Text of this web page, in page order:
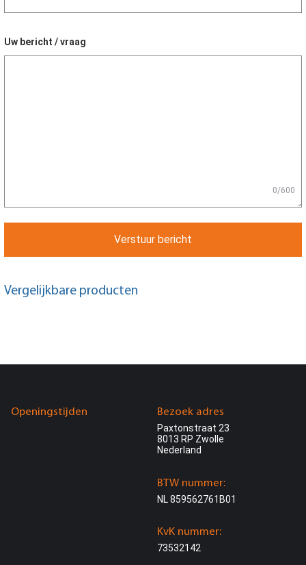
Uw bericht / vraag
0/600
Verstuur bericht
Vergelijkbare producten
Openingstijden Bezoek adres
Paxtonstraat 23
8013 RP Zwolle
Nederland
BTW nummer:
NL 859562761B01
KvK nummer:
73532142